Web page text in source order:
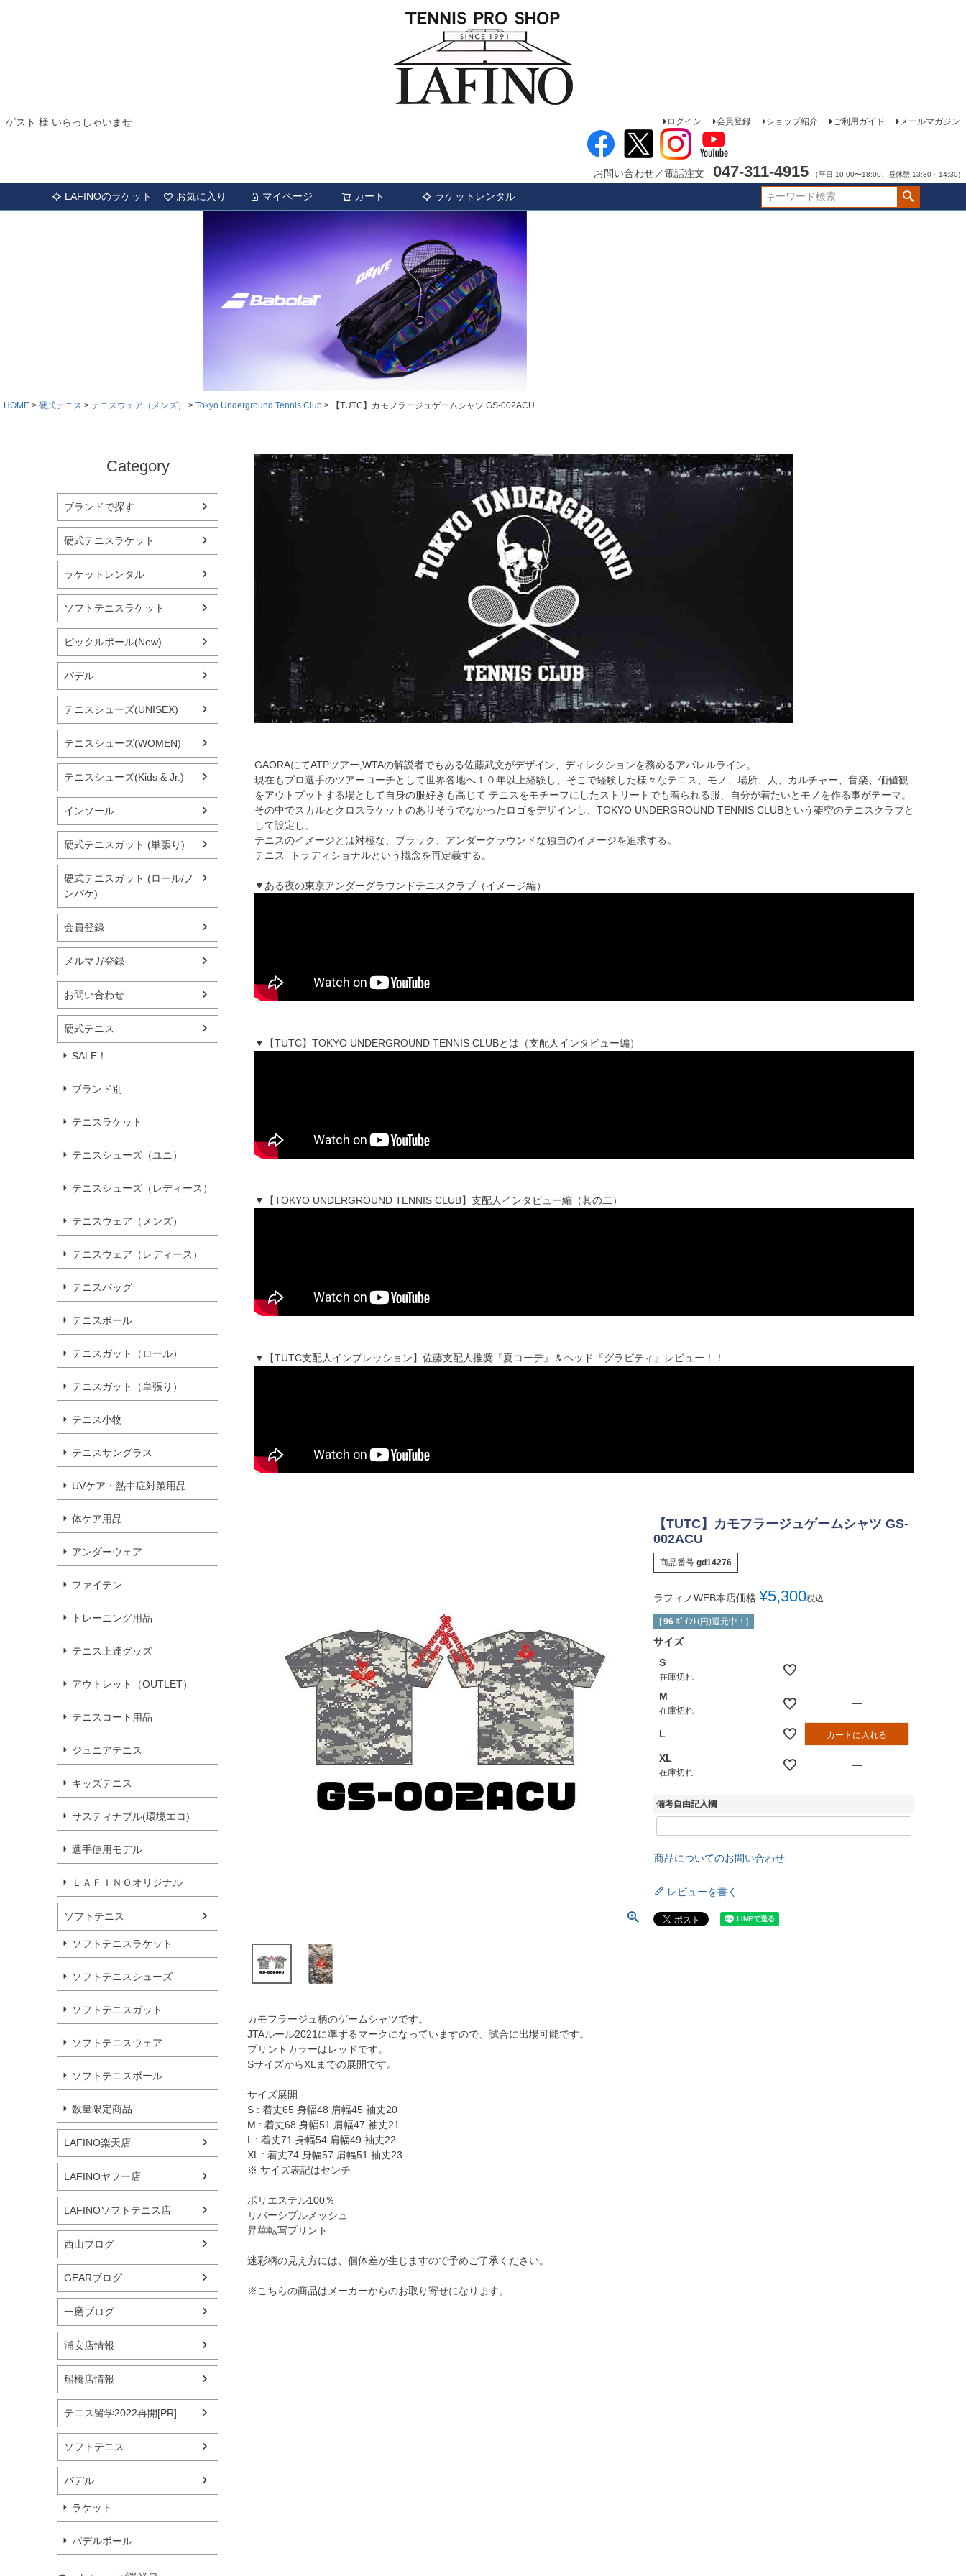
ゲスト 様 いらっしゃいませ ログイン 会員登録 ショップ紹介 ご利用ガイド メールマガジン
お問い合わせ／電話注文 047-311-4915 （平日 10:00〜18:00、昼休憩 13:30～14:30)
LAFINOのラケット お気に入り マイページ カート ラケットレンタル
HOME 硬式テニス テニスウェア（メンズ） Tokyo Underground Tennis Club 【TUTC】カモフラージュゲームシャツ GS-002ACU
Category
ブランドで探す
硬式テニスラケット
ラケットレンタル
ソフトテニスラケット
ピックルボール(New)
パデル
テニスシューズ(UNISEX)
テニスシューズ(WOMEN)
テニスシューズ(Kids & Jr.)
インソール
硬式テニスガット (単張り)
硬式テニスガット (ロール/ノ
ンパケ)
会員登録
メルマガ登録
お問い合わせ
硬式テニス
SALE！
ブランド別
テニスラケット
テニスシューズ（ユニ）
テニスシューズ（レディース）
テニスウェア（メンズ）
テニスウェア（レディース）
テニスバッグ
テニスボール
テニスガット（ロール）
テニスガット（単張り）
テニス小物
テニスサングラス
UVケア・熱中症対策用品
体ケア用品
アンダーウェア
ファイテン
トレーニング用品
テニス上達グッズ
アウトレット（OUTLET）
テニスコート用品
ジュニアテニス
キッズテニス
サスティナブル(環境エコ)
選手使用モデル
ＬＡＦＩＮＯオリジナル
ソフトテニス
ソフトテニスラケット
ソフトテニスシューズ
ソフトテニスガット
ソフトテニスウェア
ソフトテニスボール
数量限定商品
LAFINO楽天店
LAFINOヤフー店
LAFINOソフトテニス店
西山ブログ
GEARブログ
一磨ブログ
浦安店情報
船橋店情報
テニス留学2022再開[PR]
ソフトテニス
パデル
ラケット
パデルボール
GAORAにてATPツアー,WTAの解説者でもある佐藤武文がデザイン、ディレクションを務めるアパレルライン。
現在もプロ選手のツアーコーチとして世界各地へ１０年以上経験し、そこで経験した様々なテニス、モノ、場所、人、カルチャー、音楽、価値観
をアウトプットする場として自身の服好きも高じて テニスをモチーフにしたストリートでも着られる服、自分が着たいとモノを作る事がテーマ。
その中でスカルとクロスラケットのありそうでなかったロゴをデザインし、TOKYO UNDERGROUND TENNIS CLUBという架空のテニスクラブと
して設定し、
テニスのイメージとは対極な、ブラック、アンダーグラウンドな独自のイメージを追求する。
テニス=トラディショナルという概念を再定義する。
▼ある夜の東京アンダーグラウンドテニスクラブ（イメージ編）
▼【TUTC】TOKYO UNDERGROUND TENNIS CLUBとは（支配人インタビュー編）
▼【TOKYO UNDERGROUND TENNIS CLUB】支配人インタビュー編（其の二）
▼【TUTC支配人インプレッション】佐藤支配人推奨『夏コーデ』＆ヘッド『グラビティ』レビュー！！
カモフラージュ柄のゲームシャツです。
JTAルール2021に準ずるマークになっていますので、試合に出場可能です。
プリントカラーはレッドです。
SサイズからXLまでの展開です。
サイズ展開
S : 着丈65 身幅48 肩幅45 袖丈20
M : 着丈68 身幅51 肩幅47 袖丈21
L : 着丈71 身幅54 肩幅49 袖丈22
XL : 着丈74 身幅57 肩幅51 袖丈23
※ サイズ表記はセンチ
ポリエステル100％
リバーシブルメッシュ
昇華転写プリント
迷彩柄の見え方には、個体差が生じますので予めご了承ください。
※こちらの商品はメーカーからのお取り寄せになります。
【TUTC】カモフラージュゲームシャツ GS-
002ACU
商品番号 gd14276
ラフィノWEB本店価格 ¥5,300税込
[ 96 ﾎﾟｲﾝﾄ(円)還元中！]
サイズ
S
在庫切れ
—
M
在庫切れ
—
L カートに入れる
XL
在庫切れ
—
備考自由記入欄
商品についてのお問い合わせ
レビューを書く